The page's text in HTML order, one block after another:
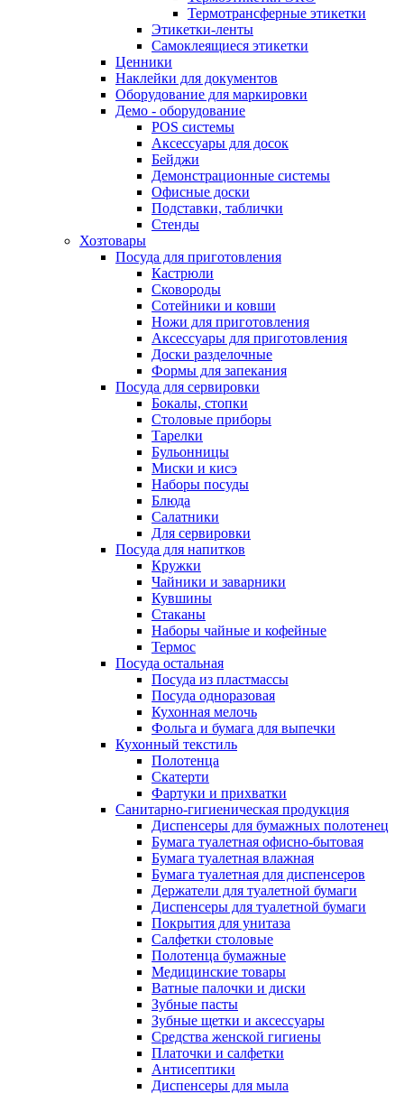
Термотрансферные этикетки
Этикетки-ленты
Самоклеящиеся этикетки
Ценники
Наклейки для документов
Оборудование для маркировки
Демо - оборудование
POS системы
Аксессуары для досок
Бейджи
Демонстрационные системы
Офисные доски
Подставки, таблички
Стенды
Хозтовары
Посуда для приготовления
Кастрюли
Сковороды
Сотейники и ковши
Ножи для приготовления
Аксессуары для приготовления
Доски разделочные
Формы для запекания
Посуда для сервировки
Бокалы, стопки
Столовые приборы
Тарелки
Бульонницы
Миски и кисэ
Наборы посуды
Блюда
Салатники
Для сервировки
Посуда для напитков
Кружки
Чайники и заварники
Кувшины
Стаканы
Наборы чайные и кофейные
Термос
Посуда остальная
Посуда из пластмассы
Посуда одноразовая
Кухонная мелочь
Фольга и бумага для выпечки
Кухонный текстиль
Полотенца
Скатерти
Фартуки и прихватки
Санитарно-гигиеническая продукция
Диспенсеры для бумажных полотенец
Бумага туалетная офисно-бытовая
Бумага туалетная влажная
Бумага туалетная для диспенсеров
Держатели для туалетной бумаги
Диспенсеры для туалетной бумаги
Покрытия для унитаза
Салфетки столовые
Полотенца бумажные
Медицинские товары
Ватные палочки и диски
Зубные пасты
Зубные щетки и аксессуары
Средства женской гигиены
Платочки и салфетки
Антисептики
Диспенсеры для мыла